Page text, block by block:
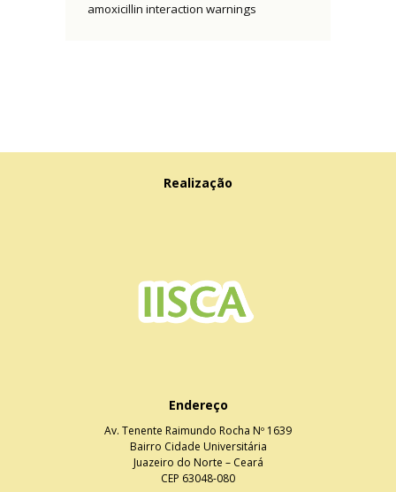
amoxicillin interaction warnings
Realização
Endereço
Av. Tenente Raimundo Rocha Nº 1639
Bairro Cidade Universitária
Juazeiro do Norte – Ceará
CEP 63048-080